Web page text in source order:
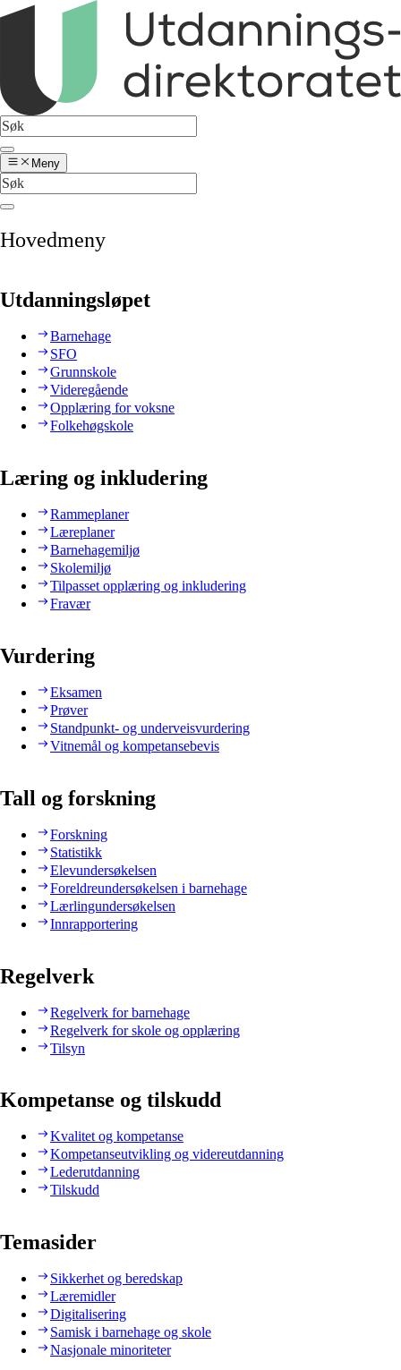
Meny
Hovedmeny
Utdanningsløpet
Barnehage
SFO
Grunnskole
Videregående
Opplæring for voksne
Folkehøgskole
Læring og inkludering
Rammeplaner
Læreplaner
Barnehagemiljø
Skolemiljø
Tilpasset opplæring og inkludering
Fravær
Vurdering
Eksamen
Prøver
Standpunkt- og underveisvurdering
Vitnemål og kompetansebevis
Tall og forskning
Forskning
Statistikk
Elevundersøkelsen
Foreldreundersøkelsen i barnehage
Lærlingundersøkelsen
Innrapportering
Regelverk
Regelverk for barnehage
Regelverk for skole og opplæring
Tilsyn
Kompetanse og tilskudd
Kvalitet og kompetanse
Kompetanseutvikling og videreutdanning
Lederutdanning
Tilskudd
Temasider
Sikkerhet og beredskap
Læremidler
Digitalisering
Samisk i barnehage og skole
Nasjonale minoriteter